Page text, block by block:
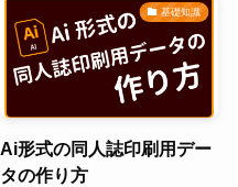
基礎知識
Ai形式の同人誌印刷用デー
タの作り方